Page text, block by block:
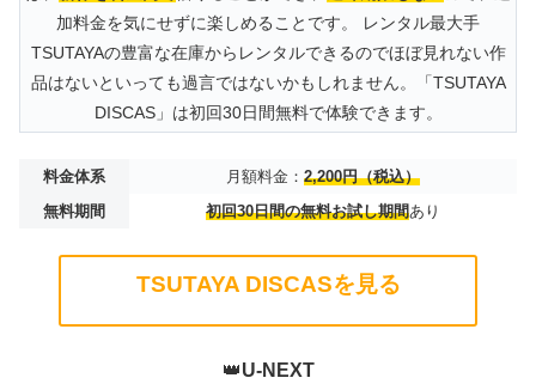
加料金を気にせずに楽しめることです。 レンタル最大手
TSUTAYAの豊富な在庫からレンタルできるのでほぼ見れない作
品はないといっても過言ではないかもしれません。「TSUTAYA
DISCAS」は初回30日間無料で体験できます。
料金体系 月額料金： 2,200円（税込）
無料期間
初回30日間の無料お試し期間あり
TSUTAYA DISCASを見る
👑U-NEXT